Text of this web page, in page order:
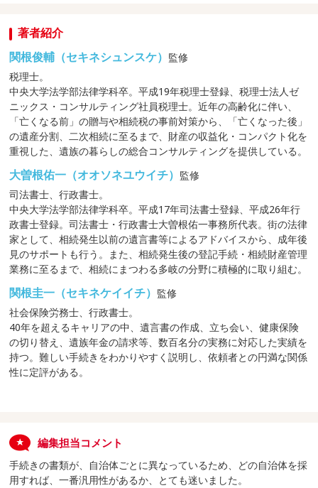
著者紹介
関根俊輔（セキネシュンスケ） 監修
税理士。
中央大学法学部法律学科卒。平成19年税理士登録、税理士法人ゼ
ニックス・コンサルティング社員税理士。近年の高齢化に伴い、
「亡くなる前」の贈与や相続税の事前対策から、「亡くなった後」
の遺産分割、二次相続に至るまで、財産の収益化・コンパクト化を
重視した、遺族の暮らしの総合コンサルティングを提供している。
大曽根佑一（オオソネユウイチ） 監修
司法書士、行政書士。
中央大学法学部法律学科卒。平成17年司法書士登録、平成26年行
政書士登録。司法書士・行政書士大曽根佑一事務所代表。街の法律
家として、相続発生以前の遺言書等によるアドバイスから、成年後
見のサポートも行う。また、相続発生後の登記手続・相続財産管理
業務に至るまで、相続にまつわる多岐の分野に積極的に取り組む。
関根圭一（セキネケイイチ） 監修
社会保険労務士、行政書士。
40年を超えるキャリアの中、遺言書の作成、立ち会い、健康保険
の切り替え、遺族年金の請求等、数百名分の実務に対応した実績を
持つ。難しい手続きをわかりやすく説明し、依頼者との円満な関係
性に定評がある。
編集担当コメント
手続きの書類が、自治体ごとに異なっているため、どの自治体を採
用すれば、一番汎用性があるか、とても迷いました。